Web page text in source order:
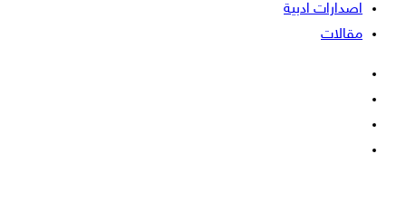
اصدارات ادبية
مقالات